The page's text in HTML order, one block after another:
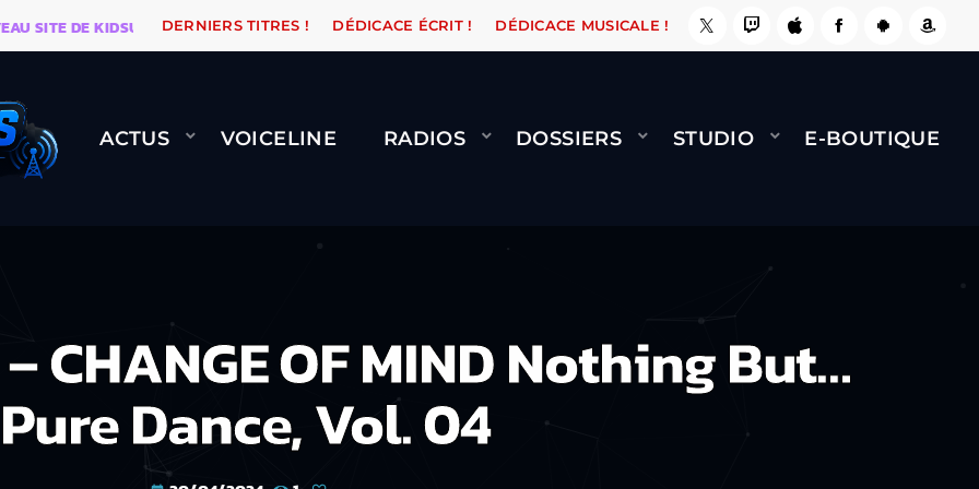
DE KIDSUNE WARÉTRO ORANGE ROAD QUI PASSE, ÇA LE FAIT ! NAMI BERNARD MINET - FLY
DERNIERS TITRES ! DÉDICACE ÉCRIT ! DÉDICACE MUSICALE !
ACTUS VOICELINE RADIOS DOSSIERS STUDIO E-BOUTIQUE
CHANGE OF MIND Nothing But…
Pure Dance, Vol. 04